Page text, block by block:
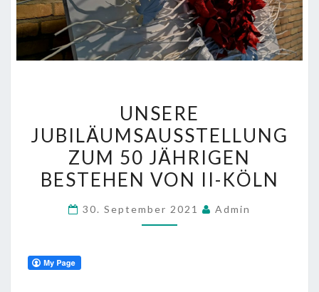
JUBILÄUMSAUSSTELLUNG
ZUM
50
JÄHRIGEN
VON
UNSERE
JUBILÄUMSAUSSTELLUNG
ZUM 50 JÄHRIGEN
BESTEHEN VON II-KÖLN
30. September 2021 Admin